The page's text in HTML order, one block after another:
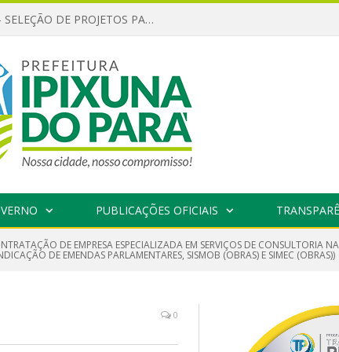
CHAMAMENTO PÚBLICO Nº 01/2026 – SELEÇÃO DE PROJETOS PARA FIRMAR TERMO DE EXECUÇÃO CULTURAL COM RECURSOS DA POLÍTICA NACIONAL ALDIR BLANC DE FOMENTO À CULTURA – PNAB (LEI Nº 14.399/2022)
PUBLICAÇÕES OFICIAIS
DE EMPRESA ESPECIALIZADA EM SERVIÇOS DE CONSULTORIA
DE EMENDAS PARLAMENTARES, SISMOB (OBRAS) E SIMEC (OBRAS))
0